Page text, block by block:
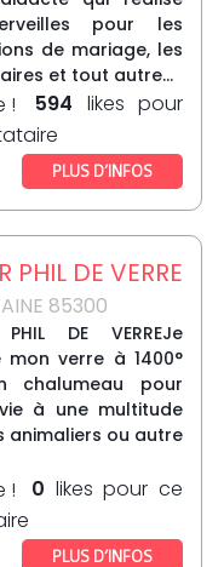
pour les
de mariage, les
et tout autre...
594 likes pour
PLUS D’INFOS
PHIL DE VERRE
85300
PHIL DE VERREJe
mon verre à 1400°
chalumeau pour
à une multitude
animaliers ou autre
0 likes pour ce
PLUS D’INFOS